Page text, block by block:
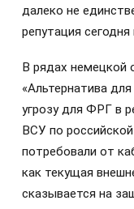
далеко не
репутация
В рядах немецкой
«Альтернатива
угрозу для ФРГ в
ВСУ по
потребовали от
как текущая
сказывается на